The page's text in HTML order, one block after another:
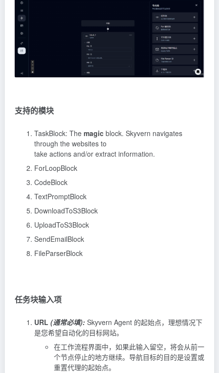
支持的模块
TaskBlock: The magic block. Skyvern navigates
through the websites to
take actions and/or extract information.
ForLoopBlock
CodeBlock
TextPromptBlock
DownloadToS3Block
UploadToS3Block
SendEmailBlock
FileParserBlock
任务块输入项
URL (通常必填): Skyvern Agent 的起始点，理想情况下
是您希望自动化的目标网站。
在工作流程界面中，如果此输入留空，将会从前一
个节点停止的地方继续。导航目标的目的是设置或
重置代理的起始点。